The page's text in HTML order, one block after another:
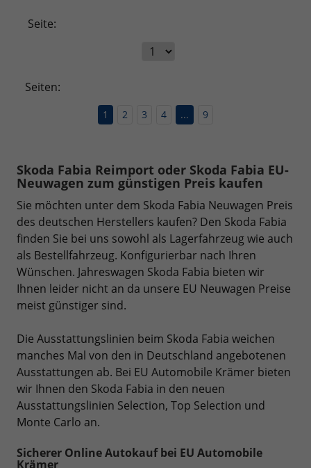
Seite:
Seiten:
1 2 3 4 ... 9
Skoda Fabia Reimport oder Skoda Fabia EU-
Neuwagen zum günstigen Preis kaufen
Sie möchten unter dem Skoda Fabia Neuwagen Preis
des deutschen Herstellers kaufen? Den Skoda Fabia
finden Sie bei uns sowohl als Lagerfahrzeug wie auch
als Bestellfahrzeug. Konfigurierbar nach Ihren
Wünschen. Jahreswagen Skoda Fabia bieten wir
Ihnen leider nicht an da unsere EU Neuwagen Preise
meist günstiger sind.
Die Ausstattungslinien beim Skoda Fabia weichen
manches Mal von den in Deutschland angebotenen
Ausstattungen ab. Bei EU Automobile Krämer bieten
wir Ihnen den Skoda Fabia in den neuen
Ausstattungslinien Selection, Top Selection und
Monte Carlo an.
Sicherer Online Autokauf bei EU Automobile
Krämer